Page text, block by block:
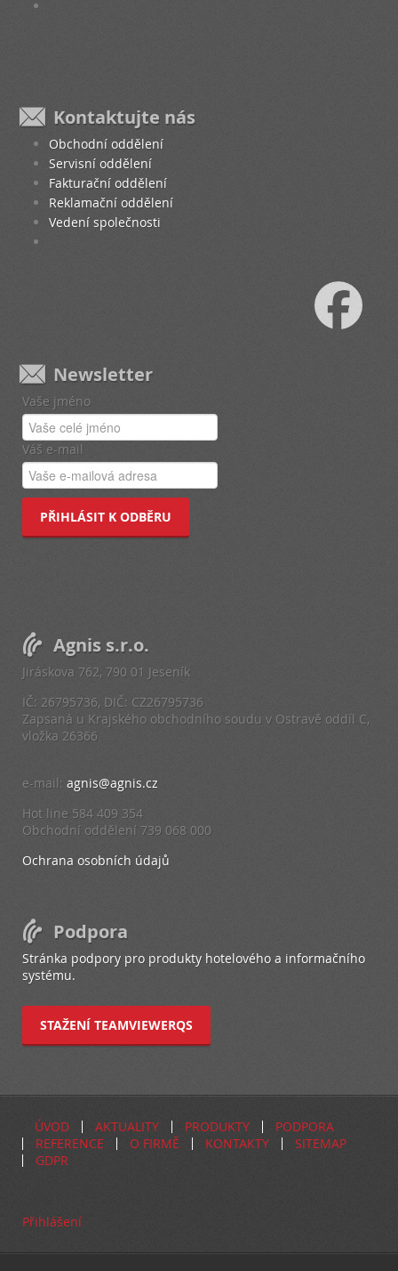
Kontaktujte nás
Obchodní oddělení
Servisní oddělení
Fakturační oddělení
Reklamační oddělení
Vedení společnosti
Newsletter
Vaše jméno
Váš e-mail
PŘIHLÁSIT K ODBĚRU
Agnis s.r.o.
Jiráskova 762, 790 01 Jeseník
IČ: 26795736, DIČ: CZ26795736
Zapsaná u Krajského obchodního soudu v Ostravě oddíl C,
vložka 26366
e-mail: agnis@agnis.cz
Hot line 584 409 354
Obchodní oddělení 739 068 000
Ochrana osobních údajů
Podpora
Stránka podpory pro produkty hotelového a informačního
systému.
STAŽENÍ TEAMVIEWERQS
ÚVOD AKTUALITY PRODUKTY
PODPORA
REFERENCE
O FIRMĚ KONTAKTY
SITEMAP
GDPR
Přihlášení